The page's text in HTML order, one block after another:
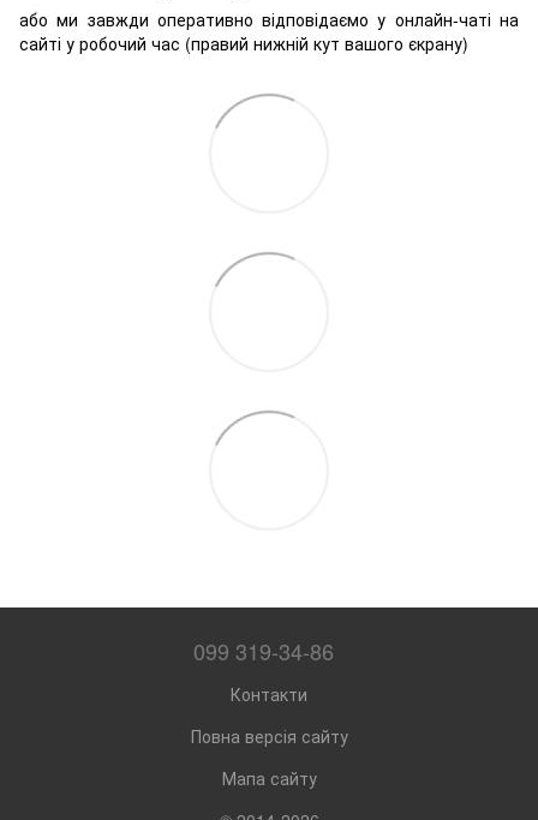
або ми завжди оперативно відповідаємо у онлайн-чаті на
сайті у робочий час (правий нижній кут вашого єкрану)
099 319-34-86
Контакти
Повна версія сайту
Мапа сайту